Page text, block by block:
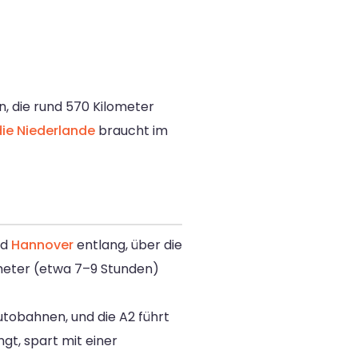
die rund 570 Kilometer
Niederlande braucht im
Hannoverentlang, über die
(etwa 7–9 Stunden)
und die A2 führt
spart mit einer